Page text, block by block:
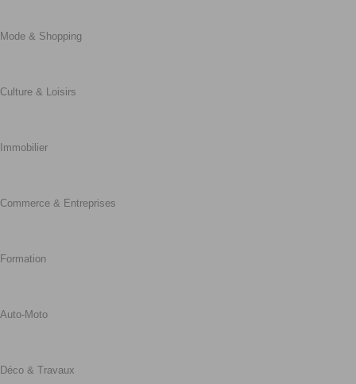
Mode & Shopping
Culture & Loisirs
Immobilier
Commerce & Entreprises
Formation
Auto-Moto
Déco & Travaux